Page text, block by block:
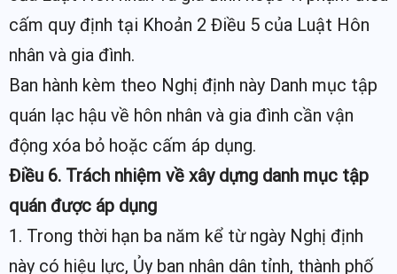
cấm quy định tại Khoản 2 Điều 5 của Luật Hôn
nhân và gia đình.
Ban hành kèm theo Nghị định này Danh mục tập
quán lạc hậu về hôn nhân và gia đình cần vận
động xóa bỏ hoặc cấm áp dụng.
Điều 6. Trách nhiệm về xây dựng danh mục tập
quán được áp dụng
1. Trong thời hạn ba năm kể từ ngày Nghị định
này có hiệu lực, Ủy ban nhân dân tỉnh, thành phố